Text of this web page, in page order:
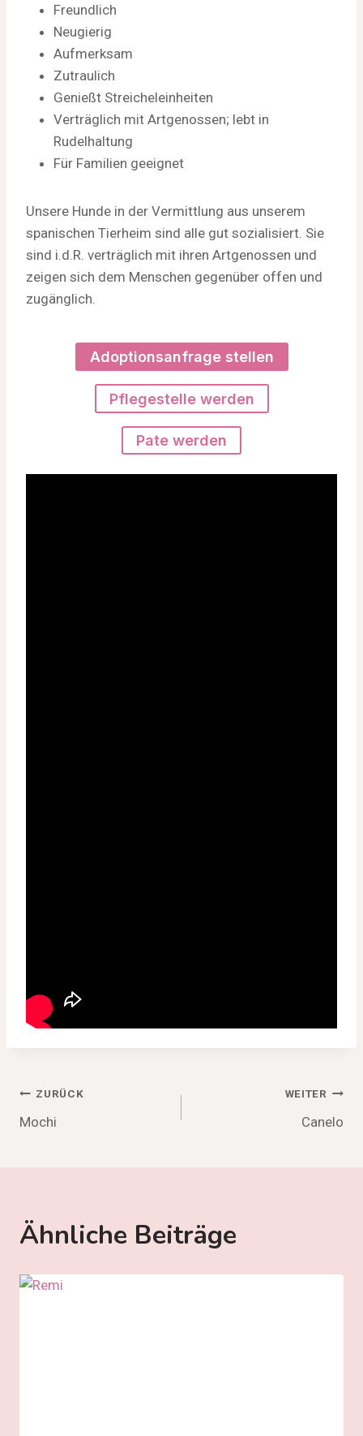
Freundlich
Neugierig
Aufmerksam
Zutraulich
Genießt Streicheleinheiten
Verträglich mit Artgenossen; lebt in
Rudelhaltung
Für Familien geeignet
Unsere Hunde in der Vermittlung aus unserem
spanischen Tierheim sind alle gut sozialisiert. Sie
sind i.d.R. verträglich mit ihren Artgenossen und
zeigen sich dem Menschen gegenüber offen und
zugänglich.
Adoptionsanfrage stellen
Pflegestelle werden
Pate werden
Beitragsnavigation
ZURÜCK
Mochi
WEITER
Canelo
Ähnliche Beiträge